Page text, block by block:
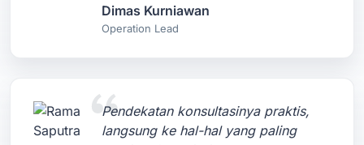
Dimas Kurniawan
Operation Lead
Pendekatan konsultasinya praktis,
langsung ke hal-hal yang paling